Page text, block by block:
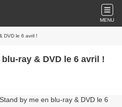
MENU
DVD le 6 avril !
ray & DVD le 6 avril !